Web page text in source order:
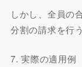
しかし、全員の
分割の請求を行
7. 実際の適用例